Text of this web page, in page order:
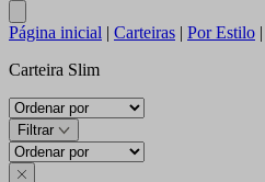
Página inicial | Carteiras | Por Estilo |
Carteira Slim
Filtrar